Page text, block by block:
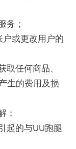
务；
户或更改用户的
取任何商品、
生的费用及损
；
起的与UU跑腿